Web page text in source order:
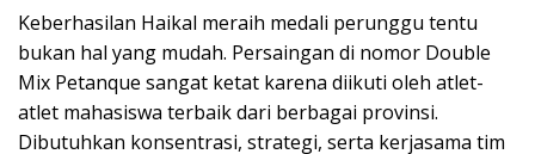
Keberhasilan Haikal meraih medali perunggu tentu
bukan hal yang mudah. Persaingan di nomor Double
Mix Petanque sangat ketat karena diikuti oleh atlet-
atlet mahasiswa terbaik dari berbagai provinsi.
Dibutuhkan konsentrasi, strategi, serta kerjasama tim